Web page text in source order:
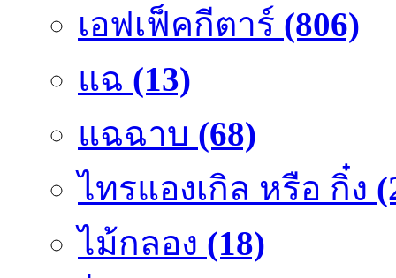
เอฟเฟ็คกีตาร์ (806)
แฉ (13)
แฉฉาบ (68)
ไทรแองเกิล หรือ กิ๋ง
ไม้กลอง (18)